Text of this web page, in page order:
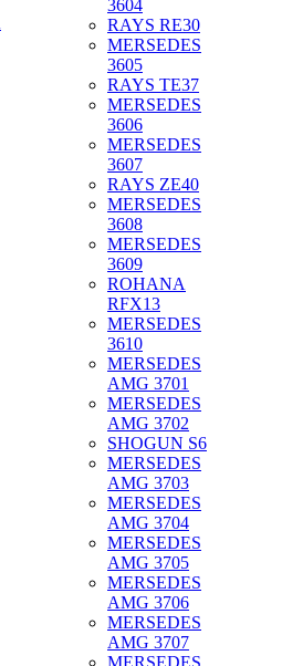
3604
RAYS RE30
MERSEDES
3605
RAYS TE37
MERSEDES
3606
MERSEDES
3607
RAYS ZE40
MERSEDES
3608
MERSEDES
3609
ROHANA
RFX13
MERSEDES
3610
MERSEDES
AMG 3701
MERSEDES
AMG 3702
SHOGUN S6
MERSEDES
AMG 3703
MERSEDES
AMG 3704
MERSEDES
AMG 3705
MERSEDES
AMG 3706
MERSEDES
AMG 3707
MERSEDES